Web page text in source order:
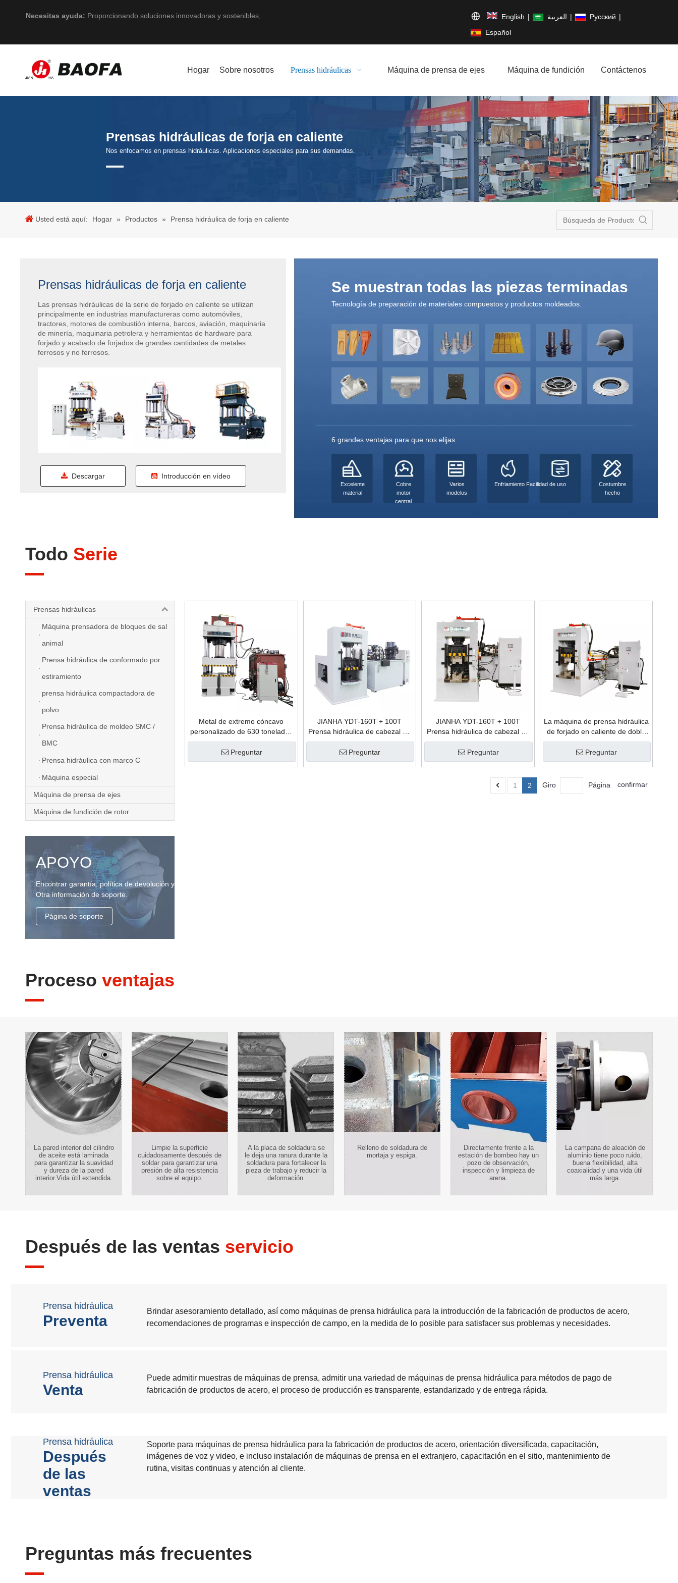
Necesitas ayuda: Proporcionando soluciones innovadoras y sostenibles, English | العربية | Pусский |
Español
Hogar Sobre nosotros Prensas hidráulicas Máquina de prensa de ejes Máquina de fundición Contáctenos
Prensas hidráulicas de forja en caliente
Nos enfocamos en prensas hidráulicas. Aplicaciones especiales para sus demandas.
Usted está aquí: Hogar » Productos » Prensa hidráulica de forja en caliente
Prensas hidráulicas de forja en caliente
Las prensas hidráulicas de la serie de forjado en caliente se utilizan
principalmente en industrias manufactureras como automóviles,
tractores, motores de combustión interna, barcos, aviación, maquinaria
de minería, maquinaria petrolera y herramientas de hardware para
forjado y acabado de forjados de grandes cantidades de metales
ferrosos y no ferrosos.
Descargar Introducción en vídeo
Se muestran todas las piezas terminadas
Tecnología de preparación de materiales compuestos y productos moldeados.
6 grandes ventajas para que nos elijas
Excelente
material
Cobre
motor
central
Varios
modelos
Enfriamiento Facilidad de uso
Costumbre
hecho
Todo Serie
Prensas hidráulicas
Máquina prensadora de bloques de sal
animal
Prensa hidráulica de conformado por
estiramiento
prensa hidráulica compactadora de
polvo
Prensa hidráulica de moldeo SMC /
BMC
Prensa hidráulica con marco C
Máquina especial
Máquina de prensa de ejes
Máquina de fundición de rotor
APOYO
Encontrar garantía, política de devolución y
Otra información de soporte.
Página de soporte
Metal de extremo cóncavo
personalizado de 630 toneladas
que forma una prensa hidráulica
de alta velocidad de embutición
profunda
Preguntar
JIANHA YDT-160T + 100T
Prensa hidráulica de cabezal de
muelle de doble estación
horizontal Auto AXLE plantas de
fabricación de máquinas de forja
Preguntar
JIANHA YDT-160T + 100T
Prensa hidráulica de cabezal de
muelle de doble estación
horizontal Auto AXLE plantas de
fabricación de máquinas de forja
Preguntar
La máquina de prensa hidráulica
de forjado en caliente de doble
estación horizontal se puede
utilizar para la producción de
ejes de automóviles
Preguntar
1 2 Giro Página confirmar
Proceso ventajas
La pared interior del cilindro
de aceite está laminada
para garantizar la suavidad
y dureza de la pared
interior.Vida útil extendida.
Limpie la superficie
cuidadosamente después de
soldar para garantizar una
presión de alta resistencia
sobre el equipo.
A la placa de soldadura se
le deja una ranura durante la
soldadura para fortalecer la
pieza de trabajo y reducir la
deformación.
Relleno de soldadura de
mortaja y espiga.
Directamente frente a la
estación de bombeo hay un
pozo de observación,
inspección y limpieza de
arena.
La campana de aleación de
aluminio tiene poco ruido,
buena flexibilidad, alta
coaxialidad y una vida útil
más larga.
Después de las ventas servicio
Prensa hidráulica
Preventa
Brindar asesoramiento detallado, así como máquinas de prensa hidráulica para la introducción de la fabricación de productos de acero,
recomendaciones de programas e inspección de campo, en la medida de lo posible para satisfacer sus problemas y necesidades.
Prensa hidráulica
Venta
Puede admitir muestras de máquinas de prensa, admitir una variedad de máquinas de prensa hidráulica para métodos de pago de
fabricación de productos de acero, el proceso de producción es transparente, estandarizado y de entrega rápida.
Prensa hidráulica
Después
de las
ventas
Soporte para máquinas de prensa hidráulica para la fabricación de productos de acero, orientación diversificada, capacitación,
imágenes de voz y video, e incluso instalación de máquinas de prensa en el extranjero, capacitación en el sitio, mantenimiento de
rutina, visitas continuas y atención al cliente.
Preguntas más frecuentes